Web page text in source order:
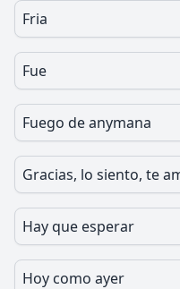
Fria
Fue
Fuego de anymana
Gracias, lo siento, te
Hay que esperar
Hoy como ayer